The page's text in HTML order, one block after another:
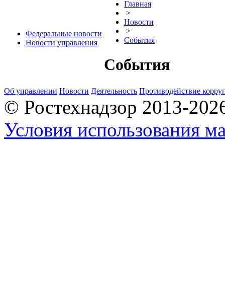
Федеральные новости
Новости управления
Главная
>
Новости
>
События
События
Об управлении Новости Деятельность Противодействие
© Ростехнадзор 2013-
Условия использования